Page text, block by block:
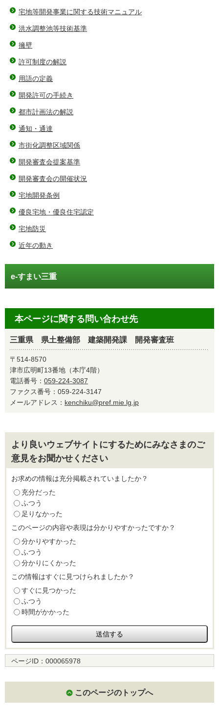
宅地等開発事業に関する技術マニュアル
洪水調整池等技術基準
擁壁
許可制度の解説
用語の定義
開発許可の手続き
都市計画法の解説
通知・通達
市街化調整区域関係
開発審査会提案基準
開発審査会の開催状況
宅地開発条例
優良宅地・優良住宅認定
宅地防災
近年の動き
e-すまい三重
本ページに関する問い合わせ先
三重県 県土整備部 建築開発課 開発審査班
〒514-8570
津市広明町13番地（本庁4階）
電話番号： 059-224-3087
ファクス番号：059-224-3147
メールアドレス： kenchiku@pref.mie.lg.jp
より良いウェブサイトにするためにみなさまのご
意見をお聞かせください
お求めの情報は充分掲載されていましたか？
充分だった
ふつう
足りなかった
このページの内容や表現は分かりやすかったですか？
分かりやすかった
ふつう
分かりにくかった
この情報はすぐに見つけられましたか？
すぐに見つかった
ふつう
時間がかかった
ページID： 000065978
このページのトップへ